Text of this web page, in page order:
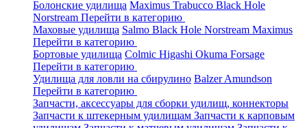
Болонские удилища Maximus Trabucco Black Hole
Norstream Перейти в категорию
Маховые удилища Salmo Black Hole Norstream Maximus
Перейти в категорию
Бортовые удилища Colmic Higashi Okuma Forsage
Перейти в категорию
Удилища для ловли на сбирулино BalzerAmundson
Перейти в категорию
Запчасти, аксессуары для сборки удилищ, коннекторы
Запчасти к штекерным удилищам Запчасти к карповым